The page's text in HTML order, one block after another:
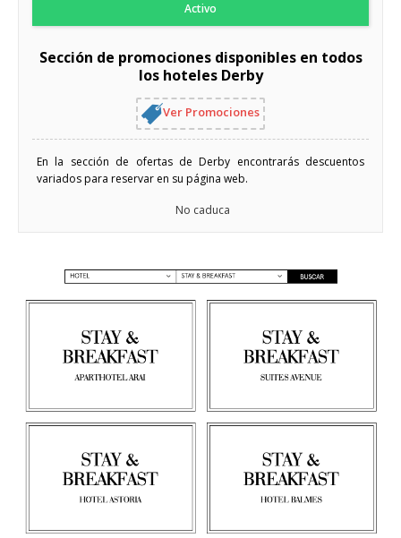
Activo
Sección de promociones disponibles en todos
los hoteles Derby
Ver Promociones
En la sección de ofertas de Derby encontrarás descuentos
variados para reservar en su página web.
No caduca